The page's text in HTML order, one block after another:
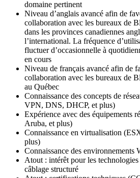
domaine pertinent
Niveau d’anglais avancé afin de
collaboration avec les bureaux de
dans les provinces canadiennes
l’international. La fréquence
fluctuer d’occasionnelle à
en cours
Niveau de français avancé afin de
collaboration avec les bureaux de
au Québec
Connaissance des concepts de
VPN, DNS, DHCP, et plus)
Expérience avec des équipements
Aruba, et plus)
Connaissance en virtualisation
plus)
Connaissance des
Atout : intérêt pour les
câblage structuré